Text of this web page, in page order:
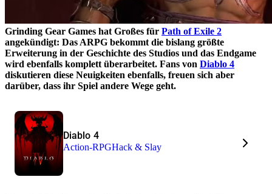
Grinding Gear Games hat Großes für Path of Exile 2
angekündigt: Das ARPG bekommt die bislang größte
Erweiterung in der Geschichte des Studios und das Endgame
wird ebenfalls komplett überarbeitet. Fans von Diablo 4
diskutieren diese Neuigkeiten ebenfalls, freuen sich aber
darüber, dass ihr Spiel andere Wege geht.
Diablo 4
Action-RPGHack & Slay